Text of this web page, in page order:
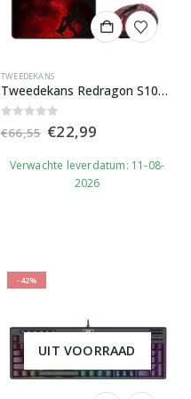
TWEEDEKANS
Tweedekans Redragon S107 Gaming Set 3 in 1
out of 5
€66,55 Oorspronkelijke
prijs
was:
€66,55.
€22,99
is:
€22,99.
Verwachte leverdatum: 11-08-
2026
-42%
UIT VOORRAAD